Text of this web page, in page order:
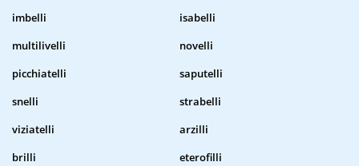
imbelli
isabelli
multilivelli
novelli
picchiatelli
saputelli
snelli
strabelli
viziatelli
arzilli
brilli
eterofilli